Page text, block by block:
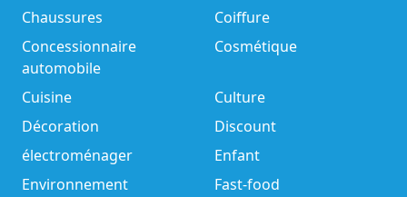
Chaussures
Coiffure
Concessionnaire
automobile
Cosmétique
Cuisine
Culture
Décoration
Discount
électroménager
Enfant
Environnement
Fast-food